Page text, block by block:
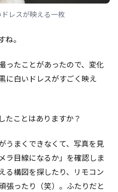
レスが映える一枚
。
ったことがあったので、変化
に白いドレスがすごく映え
たことはありますか？
うまくできなくて、写真を見
ラ目線になるか」を確認しま
る構図を探したり、リモコン
張ったり（笑）。ふたりだと